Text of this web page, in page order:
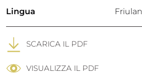
Lingua
SCARICA IL PDF
VISUALIZZA IL PDF